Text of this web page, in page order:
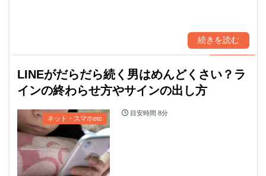
続きを読む
LINEがだらだら続く男はめんどくさい？ラ
インの終わらせ方やサインの出し方
ネット・スマホetc
目安時間 8分